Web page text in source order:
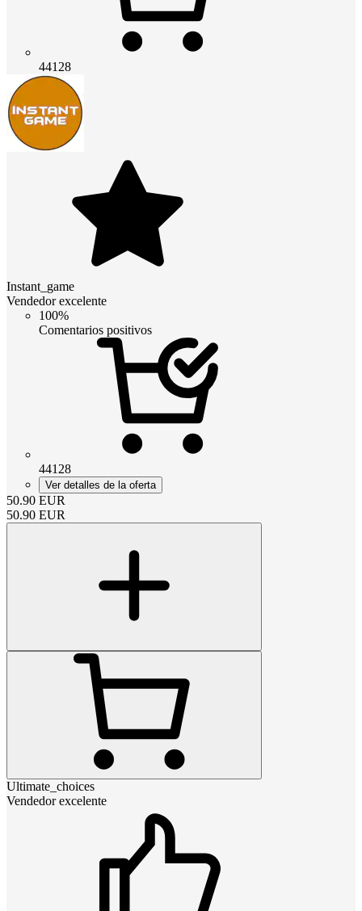
44128
Instant_game
Vendedor excelente
100%
Comentarios positivos
44128
Ver detalles de la oferta
50.90 EUR
50.90 EUR
Ultimate_choices
Vendedor excelente